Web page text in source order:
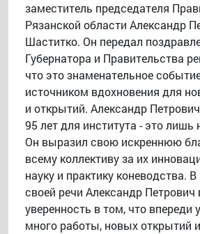
заместитель председателя
Рязанской области Александр
Шаститко. Он передал
Губернатора и Правительства
что это знаменательное
источником вдохновения для
и открытий. Александр
95 лет для института - это лишь
Он выразил свою искреннюю
всему коллективу за их
науку и практику коневодства.
своей речи Александр Петрович
уверенность в том, что впереди
много работы, новых открытий